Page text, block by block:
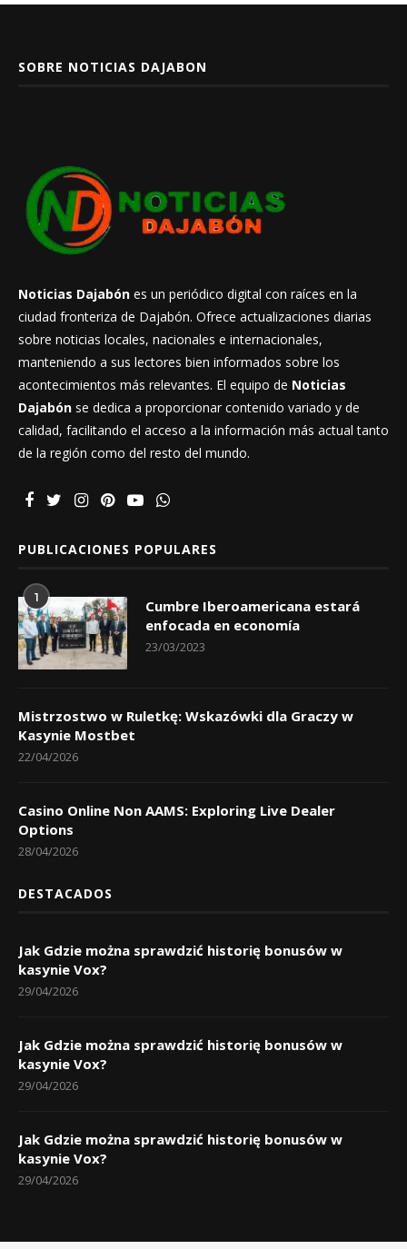
SOBRE NOTICIAS DAJABON
Noticias Dajabón es un periódico digital con raíces en la
ciudad fronteriza de Dajabón. Ofrece actualizaciones diarias
sobre noticias locales, nacionales e internacionales,
manteniendo a sus lectores bien informados sobre los
acontecimientos más relevantes. El equipo de Noticias
Dajabón se dedica a proporcionar contenido variado y de
calidad, facilitando el acceso a la información más actual tanto
de la región como del resto del mundo.
PUBLICACIONES POPULARES
1
Cumbre Iberoamericana estará
enfocada en economía
23/03/2023
Mistrzostwo w Ruletkę: Wskazówki dla Graczy w
Kasynie Mostbet
22/04/2026
Casino Online Non AAMS: Exploring Live Dealer
Options
28/04/2026
DESTACADOS
Jak Gdzie można sprawdzić historię bonusów w
kasynie Vox?
29/04/2026
Jak Gdzie można sprawdzić historię bonusów w
kasynie Vox?
29/04/2026
Jak Gdzie można sprawdzić historię bonusów w
kasynie Vox?
29/04/2026